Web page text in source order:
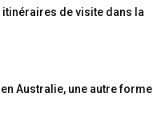
itinéraires de visite dans la
Australie, une autre forme